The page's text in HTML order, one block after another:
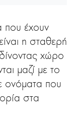
που έχουν
η σταθερή
χώρο
μαζί με το
ονόματα που
στα